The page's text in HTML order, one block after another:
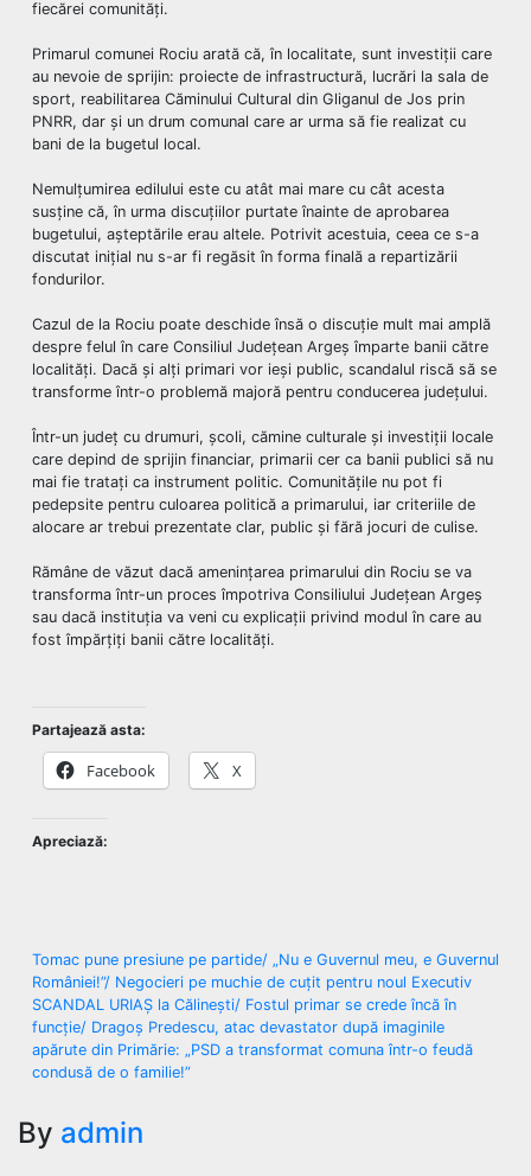
fiecărei comunități.
Primarul comunei Rociu arată că, în localitate, sunt investiții care
au nevoie de sprijin: proiecte de infrastructură, lucrări la sala de
sport, reabilitarea Căminului Cultural din Gliganul de Jos prin
PNRR, dar și un drum comunal care ar urma să fie realizat cu
bani de la bugetul local.
Nemulțumirea edilului este cu atât mai mare cu cât acesta
susține că, în urma discuțiilor purtate înainte de aprobarea
bugetului, așteptările erau altele. Potrivit acestuia, ceea ce s-a
discutat inițial nu s-ar fi regăsit în forma finală a repartizării
fondurilor.
Cazul de la Rociu poate deschide însă o discuție mult mai amplă
despre felul în care Consiliul Județean Argeș împarte banii către
localități. Dacă și alți primari vor ieși public, scandalul riscă să se
transforme într-o problemă majoră pentru conducerea județului.
Într-un județ cu drumuri, școli, cămine culturale și investiții locale
care depind de sprijin financiar, primarii cer ca banii publici să nu
mai fie tratați ca instrument politic. Comunitățile nu pot fi
pedepsite pentru culoarea politică a primarului, iar criteriile de
alocare ar trebui prezentate clar, public și fără jocuri de culise.
Rămâne de văzut dacă amenințarea primarului din Rociu se va
transforma într-un proces împotriva Consiliului Județean Argeș
sau dacă instituția va veni cu explicații privind modul în care au
fost împărțiți banii către localități.
Partajează asta:
Facebook X
Apreciază:
Navigare
în
articole
Tomac pune presiune pe partide/ „Nu e Guvernul meu, e Guvernul
României!”/ Negocieri pe muchie de cuțit pentru noul Executiv
SCANDAL URIAȘ la Călinești/ Fostul primar se crede încă în
funcție/ Dragoș Predescu, atac devastator după imaginile
apărute din Primărie: „PSD a transformat comuna într-o feudă
condusă de o familie!”
By admin